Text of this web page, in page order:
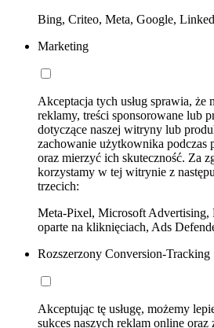
Bing, Criteo, Meta, Google,
Marketing
Akceptacja tych usług sprawia, że
reklamy, treści sponsorowane lub
dotyczące naszej witryny lub
zachowanie użytkownika podczas
oraz mierzyć ich skuteczność. Za
korzystamy w tej witrynie z
trzecich:
Meta-Pixel, Microsoft Advertising,
oparte na kliknięciach, Ads
Rozszerzony Conversion-Tracking
Akceptując tę usługę, możemy
sukces naszych reklam online oraz